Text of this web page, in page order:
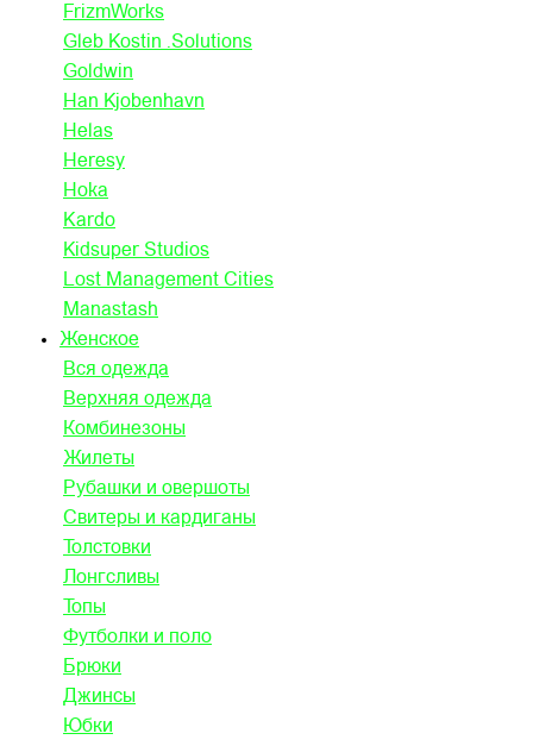
FrizmWorks
Gleb Kostin .Solutions
Goldwin
Han Kjobenhavn
Helas
Heresy
Hoka
Kardo
Kidsuper Studios
Lost Management Cities
Manastash
Женское
Вся одежда
Верхняя одежда
Комбинезоны
Жилеты
Рубашки и овершоты
Свитеры и кардиганы
Толстовки
Лонгсливы
Топы
Футболки и поло
Брюки
Джинсы
Юбки